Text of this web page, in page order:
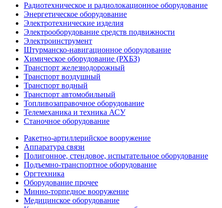
Радиотехническое и радиолокационное оборудование
Энергетическое оборудование
Электротехнические изделия
Электрооборудование средств подвижности
Электроинструмент
Штурманско-навигационное оборудование
Химическое оборудование (РХБЗ)
Транспорт железнодорожный
Транспорт воздушный
Транспорт водный
Транспорт автомобильный
Топливозаправочное оборудование
Телемеханика и техника АСУ
Станочное оборудование
Ракетно-артиллерийское вооружение
Аппаратура связи
Полигонное, стендовое, испытательное оборудование
Подъемно-транспортное оборудование
Оргтехника
Оборудование прочее
Минно-торпедное вооружение
Медицинское оборудование